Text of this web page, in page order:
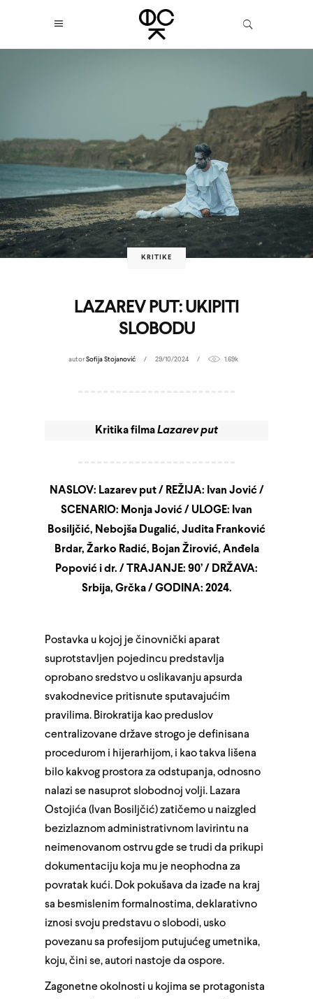
KRITIKE
LAZAREV PUT: UKIPITI
SLOBODU
autor Sofija Stojanović 29/10/2024 1.69k
Kritika filma Lazarev put
NASLOV: Lazarev put / REŽIJA: Ivan Jović /
SCENARIO: Monja Jović / ULOGE: Ivan
Bosiljčić, Nebojša Dugalić, Judita Franković
Brdar, Žarko Radić, Bojan Žirović, Anđela
Popović i dr. / TRAJANJE: 90’ / DRŽAVA:
Srbija, Grčka / GODINA: 2024.
Postavka u kojoj je činovnički aparat
suprotstavljen pojedincu predstavlja
oprobano sredstvo u oslikavanju apsurda
svakodnevice pritisnute sputavajućim
pravilima. Birokratija kao preduslov
centralizovane države strogo je definisana
procedurom i hijerarhijom, i kao takva lišena
bilo kakvog prostora za odstupanja, odnosno
nalazi se nasuprot slobodnoj volji. Lazara
Ostojića (Ivan Bosiljčić) zatičemo u naizgled
bezizlaznom administrativnom lavirintu na
neimenovanom ostrvu gde se trudi da prikupi
dokumentaciju koja mu je neophodna za
povratak kući. Dok pokušava da izađe na kraj
sa besmislenim formalnostima, deklarativno
iznosi svoju predstavu o slobodi, usko
povezanu sa profesijom putujućeg umetnika,
koju, čini se, autori nastoje da ospore.
Zagonetne okolnosti u kojima se protagonista